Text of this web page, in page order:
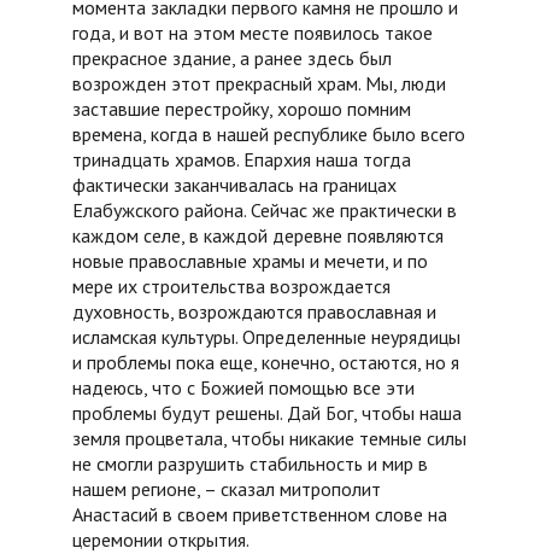
момента закладки первого камня не прошло и
года, и вот на этом месте появилось такое
прекрасное здание, а ранее здесь был
возрожден этот прекрасный храм. Мы, люди
заставшие перестройку, хорошо помним
времена, когда в нашей республике было всего
тринадцать храмов. Епархия наша тогда
фактически заканчивалась на границах
Елабужского района. Сейчас же практически в
каждом селе, в каждой деревне появляются
новые православные храмы и мечети, и по
мере их строительства возрождается
духовность, возрождаются православная и
исламская культуры. Определенные неурядицы
и проблемы пока еще, конечно, остаются, но я
надеюсь, что с Божией помощью все эти
проблемы будут решены. Дай Бог, чтобы наша
земля процветала, чтобы никакие темные силы
не смогли разрушить стабильность и мир в
нашем регионе, – сказал митрополит
Анастасий в своем приветственном слове на
церемонии открытия.